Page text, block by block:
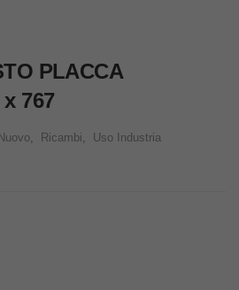
PLACCA
767
Nuovo, Ricambi,
Uso Industria